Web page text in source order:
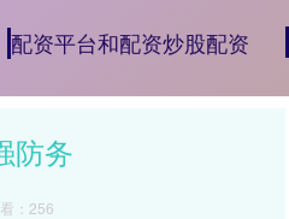
配资平台和配资炒股配资
防务
：256